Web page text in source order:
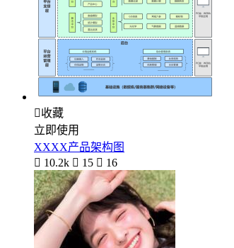
收藏
立即使用
XXXX产品架构图
 10.2k  15  16